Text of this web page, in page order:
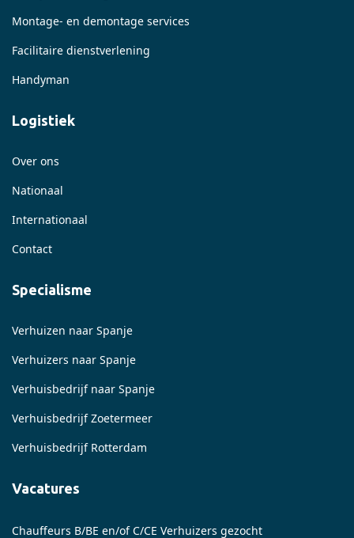
Montage- en demontage services
Facilitaire dienstverlening
Handyman
Logistiek
Over ons
Nationaal
Internationaal
Contact
Specialisme
Verhuizen naar Spanje
Verhuizers naar Spanje
Verhuisbedrijf naar Spanje
Verhuisbedrijf Zoetermeer
Verhuisbedrijf Rotterdam
Vacatures
Chauffeurs B/BE en/of C/CE Verhuizers gezocht